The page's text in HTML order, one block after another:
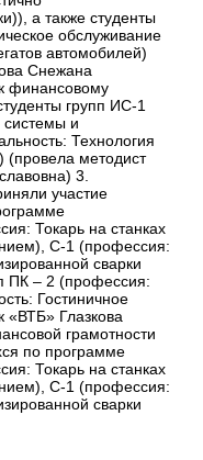
а также студенты
обслуживание
автомобилей)
Снежана
финансовому
групп ИС-1
и
Технология
(провела методист
3.
участие
Токарь на станках
С-1 (профессия:
сварки
ПК – 2 (профессия:
Гостиничное
«ВТБ» Глазкова
грамотности
по программе
Токарь на станках
С-1 (профессия:
сварки